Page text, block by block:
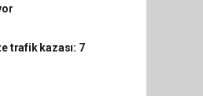
trafik kazası: 7